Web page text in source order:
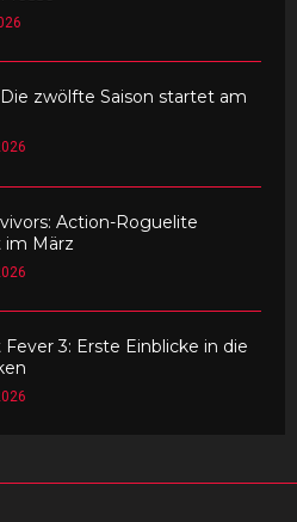
zwölfte Saison startet am
Action-Roguelite
im März
Fever 3: Erste Einblicke in die